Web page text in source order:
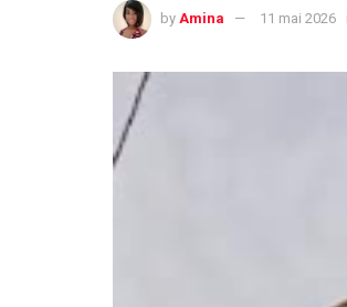
by Amina 11 mai 2026